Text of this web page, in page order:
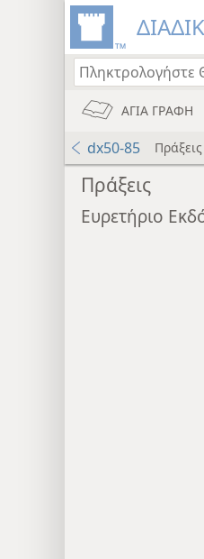
ΑΓΙΑ ΓΡΑΦΗ
dx50-85 Πράξεις
Πράξεις
Ευρετήριο